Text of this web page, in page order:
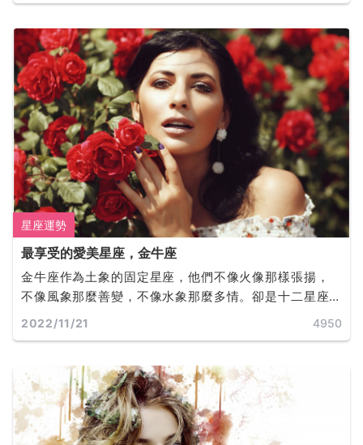
星座運勢
最享受的愛美星座，金牛座
金牛座作為土象的固定星座，他們不像火像那樣張揚，
不像風象那麼善變，不像水象那麼多情。卻是十二星座
中最有品味的星座。他們活的十分驕傲又十分務實，愛
2022/11/21 4950